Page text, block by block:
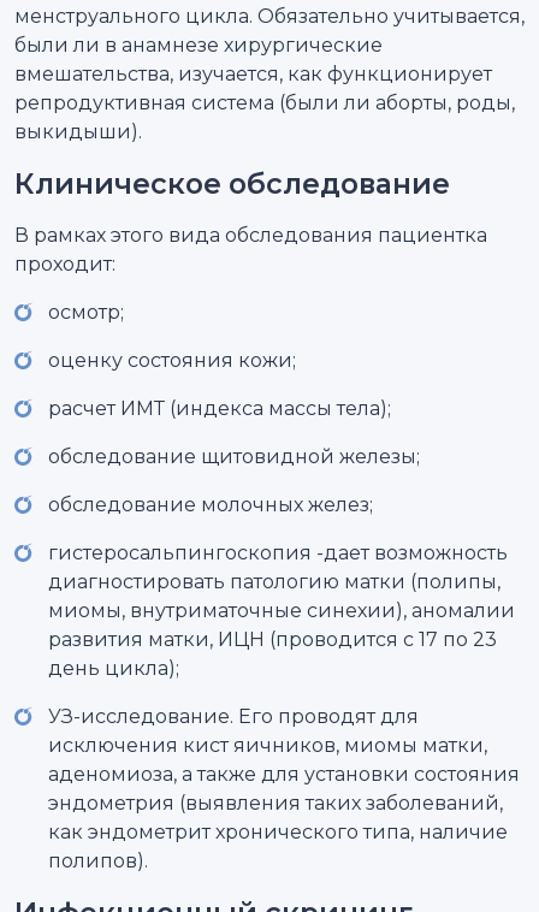
менструального цикла. Обязательно учитывается,
были ли в анамнезе хирургические
вмешательства, изучается, как функционирует
репродуктивная система (были ли аборты, роды,
выкидыши).
Клиническое обследование
В рамках этого вида обследования пациентка
проходит:
осмотр;
оценку состояния кожи;
расчет ИМТ (индекса массы тела);
обследование щитовидной железы;
обследование молочных желез;
гистеросальпингоскопия -дает возможность
диагностировать патологию матки (полипы,
миомы, внутриматочные синехии), аномалии
развития матки, ИЦН (проводится с 17 по 23
день цикла);
УЗ-исследование. Его проводят для
исключения кист яичников, миомы матки,
аденомиоза, а также для установки состояния
эндометрия (выявления таких заболеваний,
как эндометрит хронического типа, наличие
полипов).